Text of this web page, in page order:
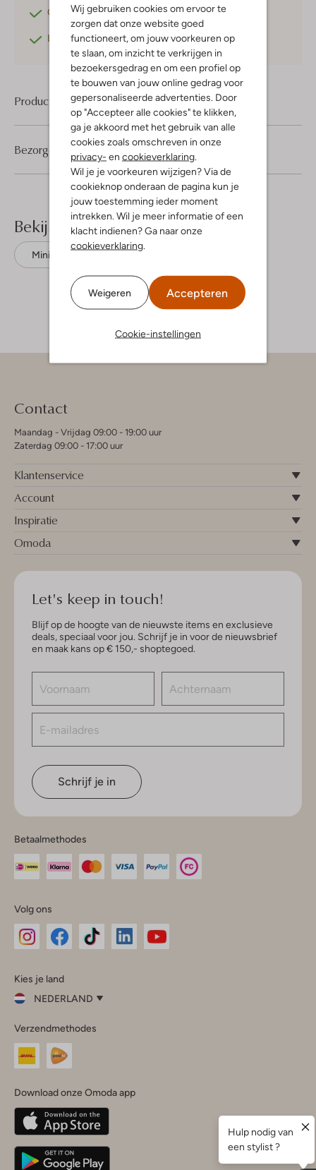
Wij gebruiken cookies om ervoor te
zorgen dat onze website goed
functioneert, om jouw voorkeuren op
te slaan, om inzicht te verkrijgen in
bezoekersgedrag en om een profiel op
te bouwen van jouw online gedrag voor
gepersonaliseerde advertenties. Door
op "Accepteer alle cookies" te klikken,
ga je akkoord met het gebruik van alle
cookies zoals omschreven in onze
privacy- en cookieverklaring.
Wil je je voorkeuren wijzigen? Via de
cookieknop onderaan de pagina kun je
jouw toestemming ieder moment
intrekken. Wil je meer informatie of een
klacht indienen? Ga naar onze
cookieverklaring.
Weigeren Accepteren
Cookie-instellingen
Gratis retournerenbinnen 30 dagen*
Betaal achterafmet Klarna
Product informatie
Bezorgen & retourneren
Bekijk meer
Minirokken Alix Mini
Contact
Maandag - Vrijdag 09:00 - 19:00 uur
Zaterdag 09:00 - 17:00 uur
Klantenservice
Account
Inspiratie
Omoda
Let's keep in touch!
Blijf op de hoogte van de nieuwste items en exclusieve
deals, speciaal voor jou. Schrijf je in voor de nieuwsbrief
en maak kans op € 150,- shoptegoed.
Schrijf je in
Betaalmethodes
Volg ons
InstagramFacebook
Kies je land
NEDERLAND
je
land
Nederland
Belgique(Français)
Deutschland
Verzendmethodes
Download onze Omoda app